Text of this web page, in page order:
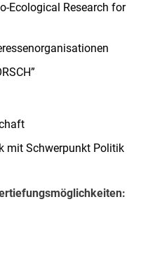
Ecological Research for
mit Schwerpunkt Politik